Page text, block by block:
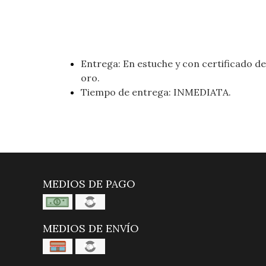
Entrega: En estuche y con certificado
oro.
Tiempo de entrega: INMEDIATA.
MEDIOS DE PAGO
MEDIOS DE ENVÍO